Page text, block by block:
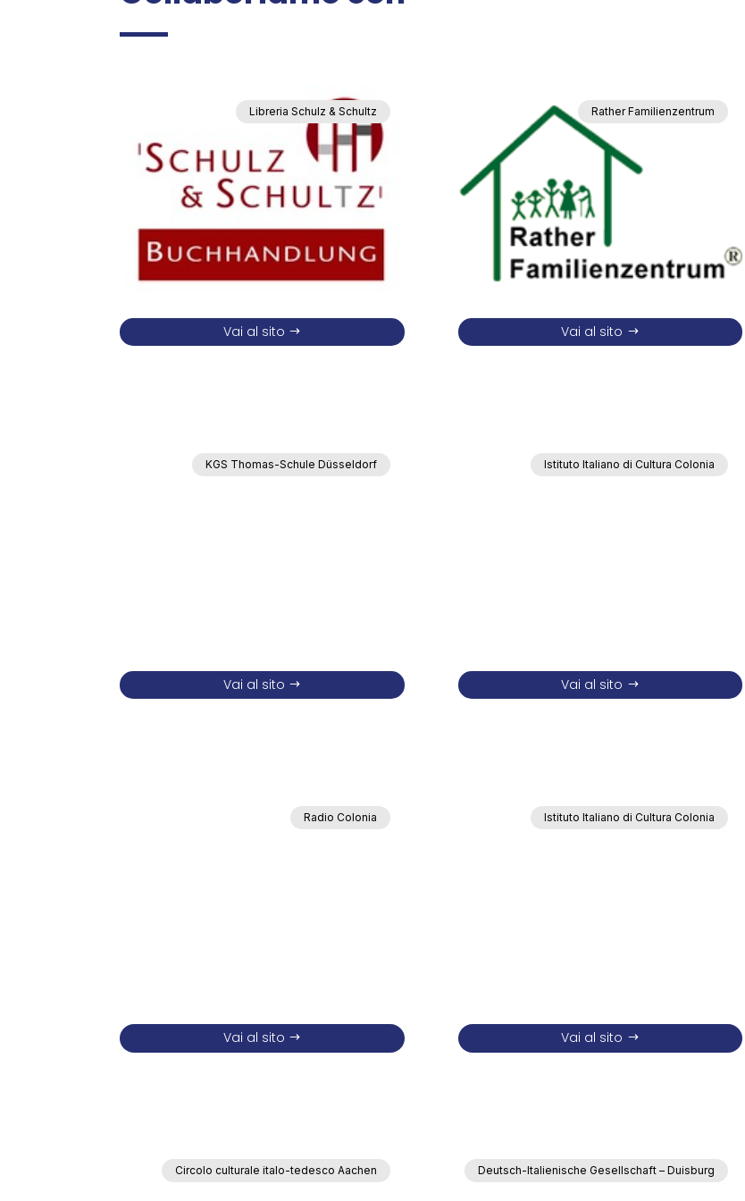
Libreria Schulz & Schultz
Vai al sito
Rather Familienzentrum
Vai al sito
KGS Thomas-Schule Düsseldorf
Vai al sito
Istituto Italiano di Cultura Colonia
Vai al sito
Radio Colonia
Vai al sito
Istituto Italiano di Cultura Colonia
Vai al sito
Circolo culturale italo-tedesco Aachen Deutsch-Italienische Gesellschaft – Duisburg